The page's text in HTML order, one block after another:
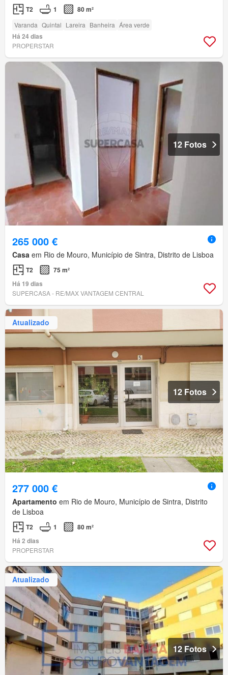
T2 1 80 m²
Varanda Quintal Lareira Banheira Área verde
Há 24 dias
PROPERSTAR
12 Fotos
265 000 €
Casa em Rio de Mouro, Município de Sintra, Distrito de Lisboa
T2
75 m²
Há 19 dias
SUPERCASA - RE/MAX VANTAGEM CENTRAL
Atualizado
12 Fotos
277 000 €
Apartamento em Rio de Mouro, Município de Sintra, Distrito
de Lisboa
T2 1
80 m²
Há 2 dias
PROPERSTAR
Atualizado
12 Fotos